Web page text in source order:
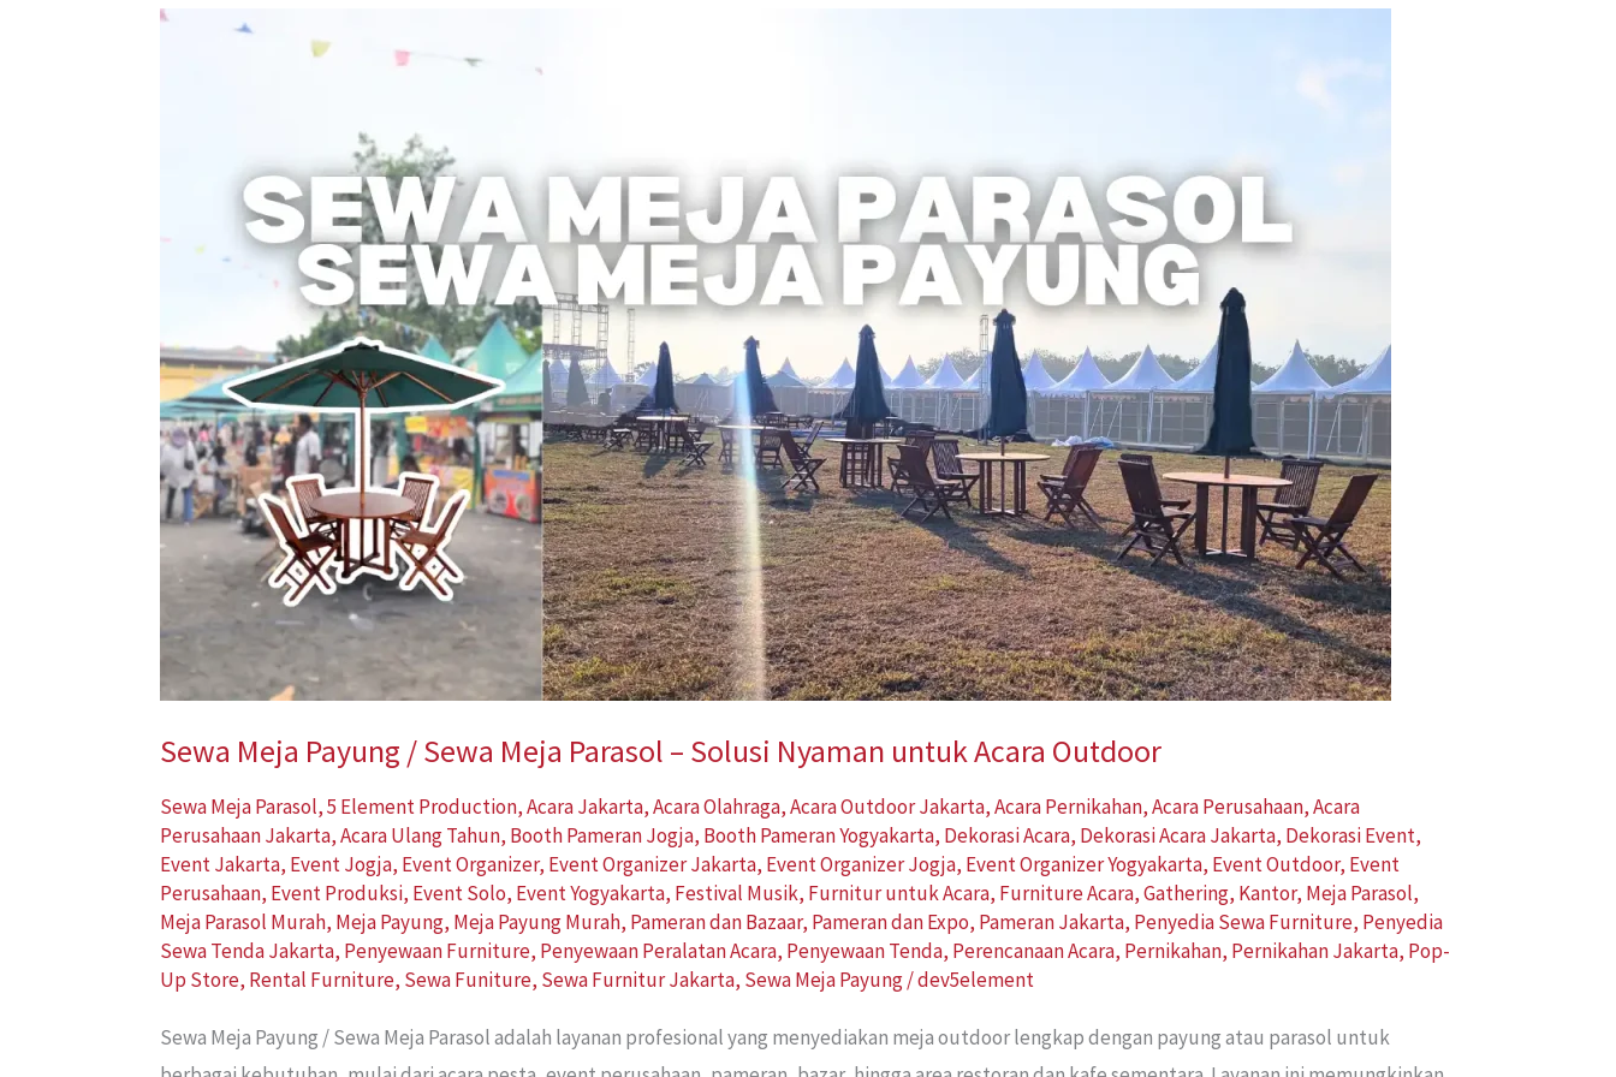
Sewa Meja Payung / Sewa Meja Parasol – Solusi Nyaman untuk Acara Outdoor
Sewa Meja Parasol,5 Element Production,Acara Jakarta,Acara Olahraga,Acara Outdoor Jakarta,Acara Pernikahan,Acara Perusahaan,Acara
Perusahaan Jakarta,Acara Ulang Tahun, Booth Pameran Jogja, Booth Pameran Yogyakarta, Dekorasi Acara, Dekorasi Acara Jakarta, Dekorasi Event,
Event Jakarta, Event Jogja, Event Organizer, Event Organizer Jakarta, Event Organizer Jogja, Event Organizer Yogyakarta, Event Outdoor, Event
Perusahaan, Event Produksi, Event Solo, Event Yogyakarta, Festival Musik, Furnitur untuk Acara, Furniture Acara,Gathering, Kantor, Meja Parasol,
Meja Parasol Murah, Meja Payung, Meja Payung Murah, Pameran dan Bazaar, Pameran dan Expo, Pameran Jakarta, Penyedia Sewa Furniture, Penyedia
Sewa Tenda Jakarta, Penyewaan Furniture, Penyewaan Peralatan Acara, Penyewaan Tenda, Perencanaan Acara, Pernikahan, Pernikahan Jakarta, Pop-
Up Store, Rental Furniture, Sewa Funiture, Sewa Furnitur Jakarta, Sewa Meja Payung/dev5element
Sewa Meja Payung / Sewa Meja Parasol adalah layanan profesional yang menyediakan meja outdoor lengkap dengan payung atau parasol untuk
Sewa
Parasol
Nyaman
untuk
Acara
Outdoor